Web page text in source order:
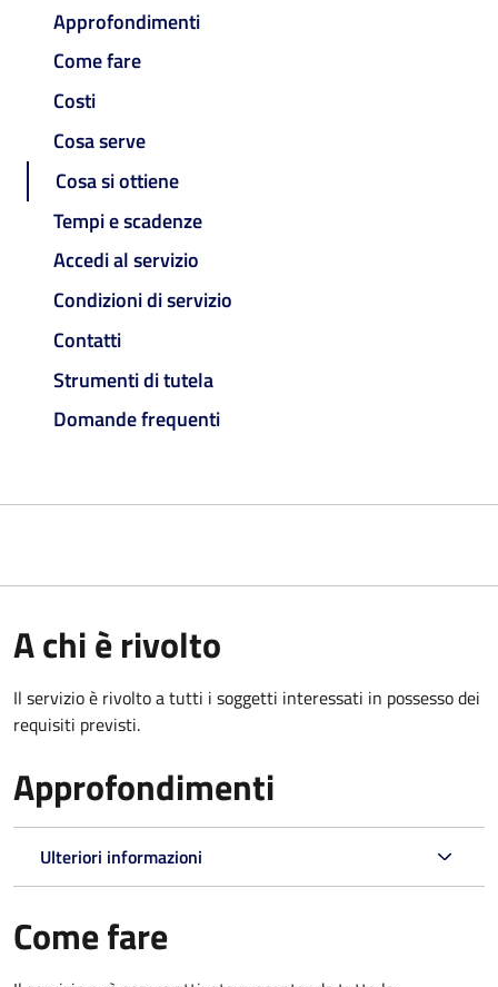
Approfondimenti
Come fare
Costi
Cosa serve
Cosa si ottiene
Tempi e scadenze
Accedi al servizio
Condizioni di servizio
Contatti
Strumenti di tutela
Domande frequenti
A chi è rivolto
Il servizio è rivolto a tutti i soggetti interessati in possesso dei
requisiti previsti.
Approfondimenti
Ulteriori informazioni
Come fare